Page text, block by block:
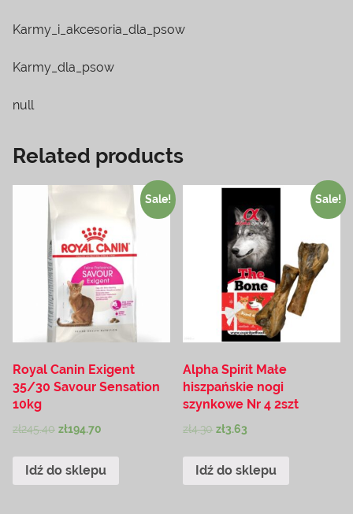
Karmy_i_akcesoria_dla_psow
Karmy_dla_psow
null
Related products
Sale!
Royal Canin Exigent
35/30 Savour Sensation
10kg
zł245.40 zł194.70
Idź do sklepu
Sale!
Alpha Spirit Małe
hiszpańskie nogi
szynkowe Nr 4 2szt
zł4.30 zł3.63
Idź do sklepu